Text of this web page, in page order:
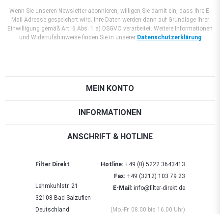
Wenn Sie unseren Newsletter abonnieren, willigen Sie damit ein, dass Ihre E-
Mail Adresse gespeichert wird. Ihre Daten werden dann auf Grundlage Ihrer
Einwilligung gemäß Art. 6 Abs. 1 a) DSGVO verarbeitet. Weitere Informationen
und Widerrufshinweise finden Sie in unserer Datenschutzerklärung
MEIN KONTO
INFORMATIONEN
ANSCHRIFT & HOTLINE
Filter Direkt
Lehmkuhlstr. 21
32108 Bad Salzuflen
Deutschland
Hotline:+49 (0) 5222 3643413
Fax:+49 (3212) 103 79 23
E-Mail:info@filter-direkt.de
(Mo.-Fr. 08.00 bis 16.00 Uhr)